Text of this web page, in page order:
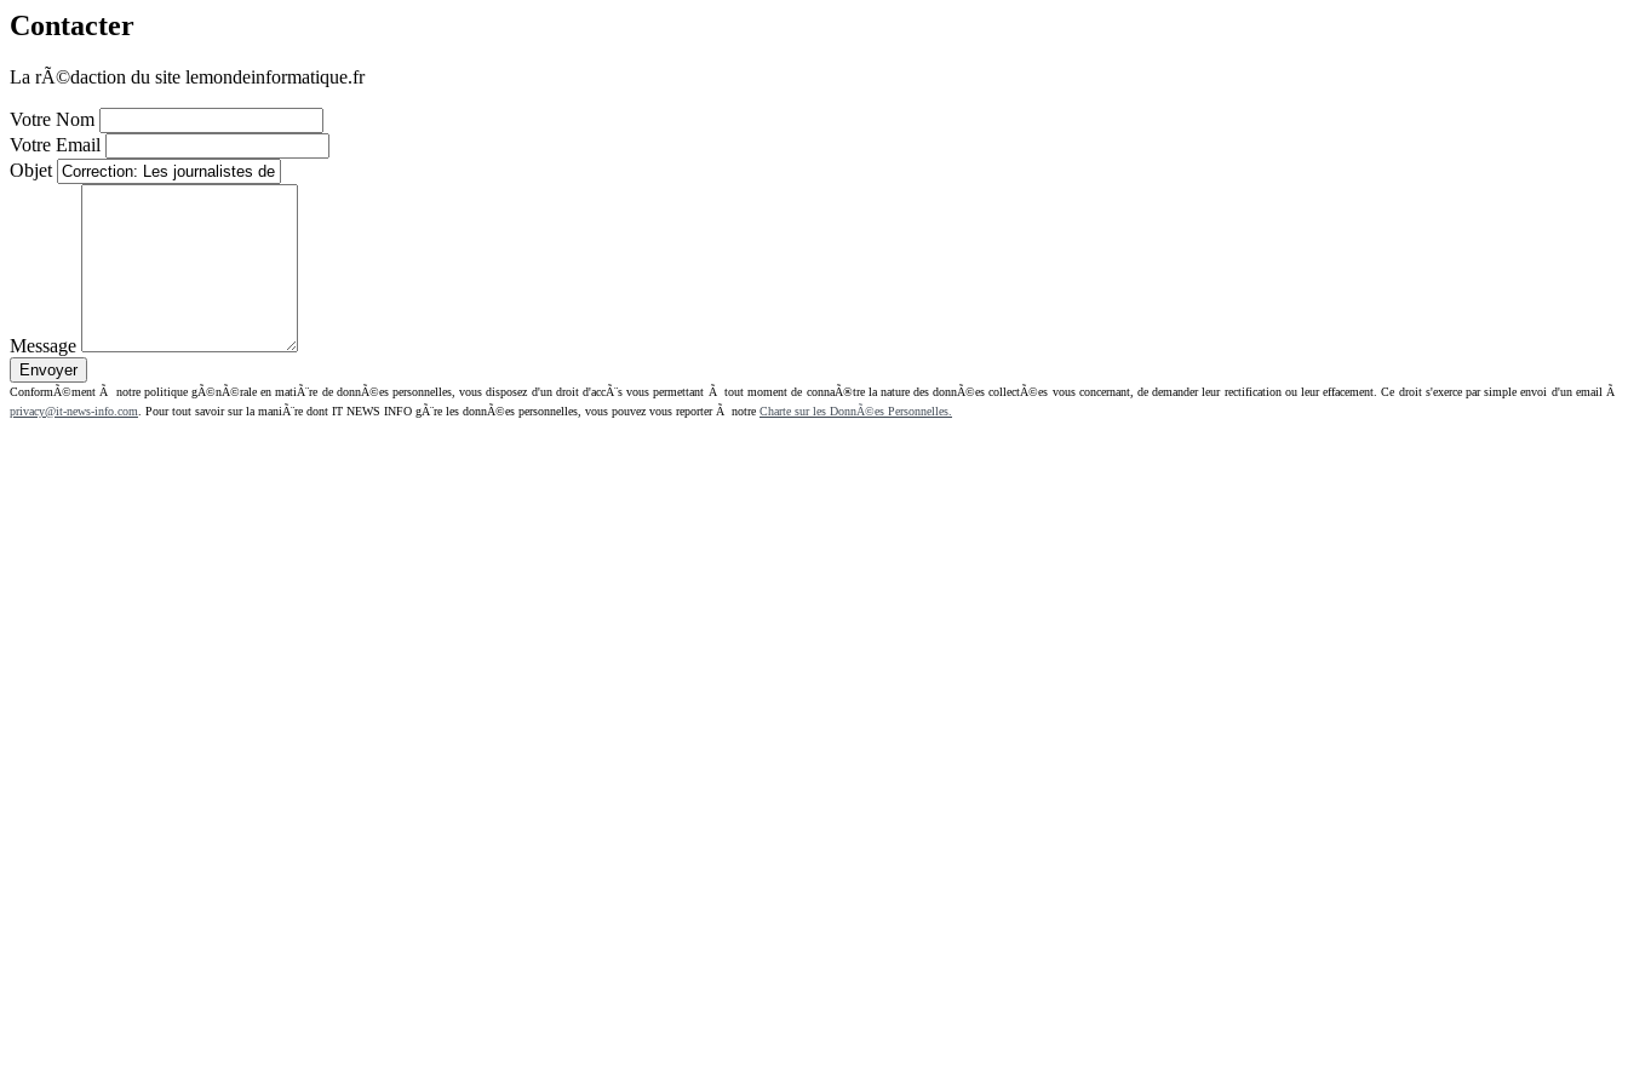
Contacter
La rÃ©daction du site lemondeinformatique.fr
Votre Nom
Votre Email
Objet
Message
ConformÃ©ment Ã notre politique gÃ©nÃ©rale en matiÃ¨re de donnÃ©es personnelles, vous disposez d'un droit d'accÃ¨s vous permettant Ã tout moment de connaÃ®tre la nature des donnÃ©es collectÃ©es vous concernant, de demander leur rectification ou leur effacement. Ce droit s'exerce par simple envoi d'un email Ã
privacy@it-news-info.com . Pour tout savoir sur la maniÃ¨re dont IT NEWS INFO gÃ¨re les donnÃ©es personnelles, vous pouvez vous reporter Ã notre Charte sur les DonnÃ©es Personnelles.